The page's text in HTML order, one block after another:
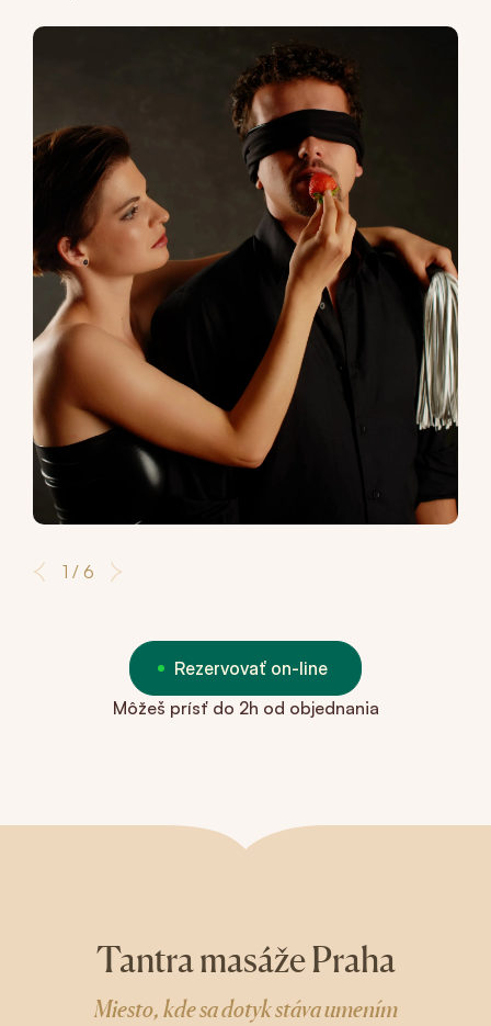
1 / 6
Rezervovať on-line
Môžeš prísť do 2h od objednania
Tantra masáže Praha
Miesto, kde sa dotyk stáva umením